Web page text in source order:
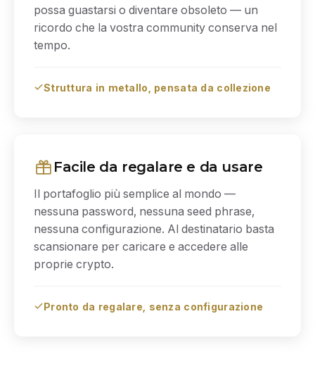
possa guastarsi o diventare obsoleto — un
ricordo che la vostra community conserva nel
tempo.
Struttura in metallo, pensata da collezione
Facile da regalare e da usare
Il portafoglio più semplice al mondo —
nessuna password, nessuna seed phrase,
nessuna configurazione. Al destinatario basta
scansionare per caricare e accedere alle
proprie crypto.
Pronto da regalare, senza configurazione